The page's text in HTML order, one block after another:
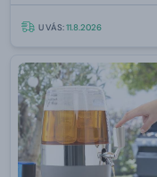
U VÁS:11.8.2026